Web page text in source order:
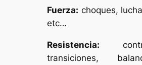
Fuerza: choques,
etc…
Resistencia:
transiciones,